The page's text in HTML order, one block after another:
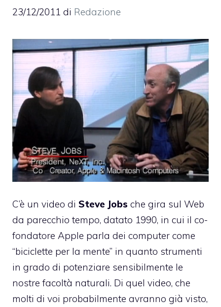
23/12/2011 di Redazione
C’è un video di Steve Jobs che gira sul Web
da parecchio tempo, datato 1990, in cui il co-
fondatore Apple parla dei computer come
“biciclette per la mente” in quanto strumenti
in grado di potenziare sensibilmente le
nostre facoltà naturali. Di quel video, che
molti di voi probabilmente avranno già visto,